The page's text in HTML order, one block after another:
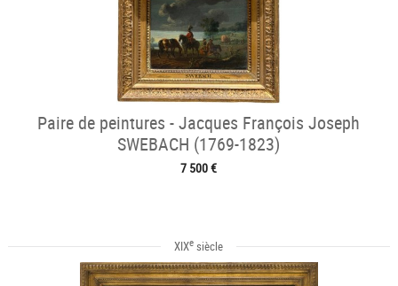
Paire de peintures - Jacques François Joseph
SWEBACH (1769-1823)
7 500 €
XIXe siècle